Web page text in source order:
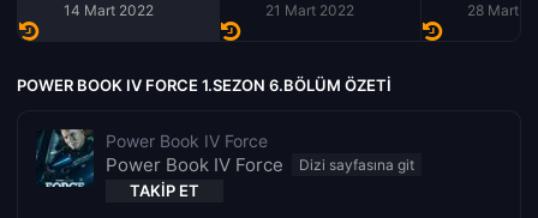
14 Mart 2022 21 Mart 2022 28 Mart
POWER BOOK IV FORCE 1.SEZON 6.BÖLÜM ÖZETI
Power Book IV Force
Power Book IV Force
TAKIP ET